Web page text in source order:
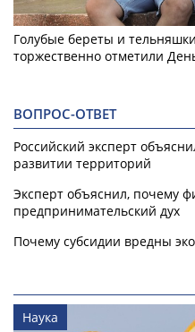
Голубые береты и
торжественно отметили
ВОПРОС-ОТВЕТ
Российский эксперт
развитии территорий
Эксперт объяснил, почему
предпринимательский дух
Почему субсидии вредны
Наука